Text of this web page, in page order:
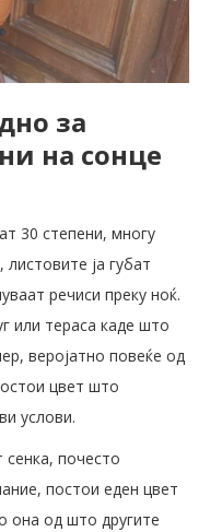
за
на сонце
30 степени, многу
ја губат
речиси преку ноќ.
или тераса каде што
веројатно повеќе од
цвет што
услови.
сенка, почесто
постои еден цвет
она од што другите